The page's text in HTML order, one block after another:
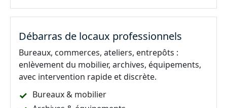
Débarras de locaux professionnels
Bureaux, commerces, ateliers, entrepôts :
enlèvement du mobilier, archives, équipements,
avec intervention rapide et discrète.
Bureaux & mobilier